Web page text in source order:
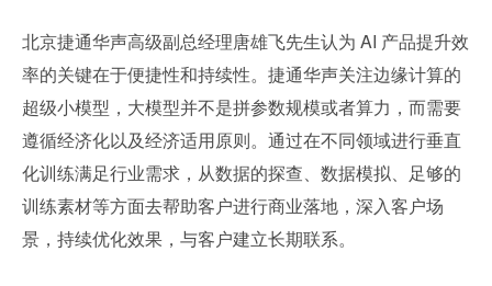
北京捷通华声高级副总经理唐雄飞先生认为 AI 产品提升效
率的关键在于便捷性和持续性。捷通华声关注边缘计算的
超级小模型，大模型并不是拼参数规模或者算力，而需要
遵循经济化以及经济适用原则。通过在不同领域进行垂直
化训练满足行业需求，从数据的探查、数据模拟、足够的
训练素材等方面去帮助客户进行商业落地，深入客户场
景，持续优化效果，与客户建立长期联系。